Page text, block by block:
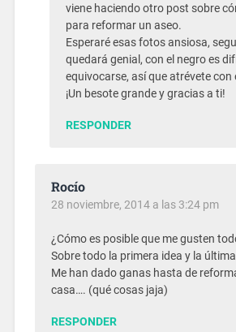
viene haciendo otro post sobre
para reformar un aseo.
Esperaré esas fotos ansiosa,
quedará genial, con el negro es
equivocarse, así que atrévete con
¡Un besote grande y gracias a ti!
RESPONDER
Rocío
28 noviembre, 2014 a las 3:24 pm
¿Cómo es posible que me gusten
Sobre todo la primera idea y la
Me han dado ganas hasta de
casa…. (qué cosas jaja)
RESPONDER